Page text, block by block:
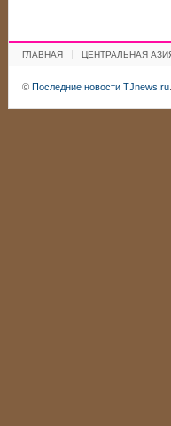
ГЛАВНАЯ ЦЕНТРАЛЬНАЯ
© Последние новости TJnews.ru